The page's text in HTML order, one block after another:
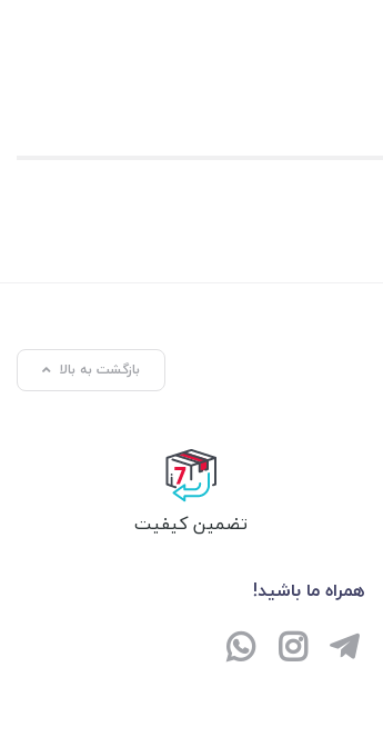
بازگشت به بالا
تضمین کیفیت
همراه ما باشید!